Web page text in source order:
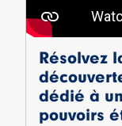
Résolvez
dédié à
pouvoirs